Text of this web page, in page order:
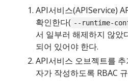
API서비스(APIService)
확인한다( --runtime-
서 일부러 해제하지 않았
되어 있어야 한다.
API서비스 오브젝트를
자가 작성하도록 RBAC